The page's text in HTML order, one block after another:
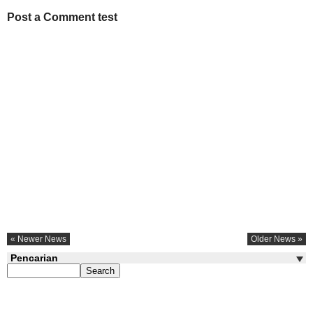
Post a Comment test
« Newer News Older News »
Pencarian